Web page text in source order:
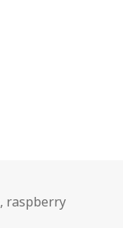
, raspberry